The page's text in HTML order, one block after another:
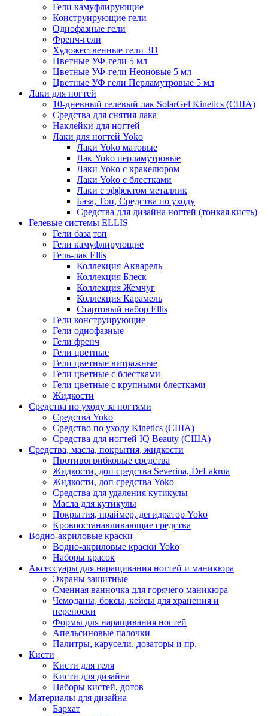
Гели камуфлирующие
Конструирующие гели
Однофазные гели
Френч-гели
Художественные гели 3D
Цветные УФ-гели 5 мл
Цветные УФ-гели Неоновые 5 мл
Цветные УФ гели Перламутровые 5 мл
Лаки для ногтей
10-дневный гелевый лак SolarGel Kinetics (США)
Средства для снятия лака
Наклейки для ногтей
Лаки для ногтей Yoko
Лаки Yoko матовые
Лак Yoko перламутровые
Лаки Yoko с кракелюром
Лаки Yoko с блестками
Лаки с эффектом металлик
База, Топ, Средства по уходу
Средства для дизайна ногтей (тонкая кисть)
Гелевые системы ELLIS
Гели база|топ
Гели камуфлирующие
Гель-лак Ellis
Коллекция Акварель
Коллекция Блеск
Коллекция Жемчуг
Коллекция Карамель
Стартовый набор Ellis
Гели конструирующие
Гели однофазные
Гели френч
Гели цветные
Гели цветные витражные
Гели цветные с блестками
Гели цветные с крупными блестками
Жидкости
Средства по уходу за ногтями
Средства Yoko
Средство по уходу Kinetics (США)
Средства для ногтей IQ Beauty (США)
Средства, масла, покрытия, жидкости
Противогрибковые средства
Жидкости, доп средства Severina, DeLakrua
Жидкости, доп средства Yoko
Средства для удаления кутикулы
Масла для кутикулы
Покрытия, праймер, дегидратор Yoko
Кровоостанавливающие средства
Водно-акриловые краски
Водно-акриловые краски Yoko
Наборы красок
Аксессуары для наращивания ногтей и маникюра
Экраны защитные
Сменная ванночка для горячего маникюра
Чемоданы, боксы, кейсы для хранения и
переноски
Формы для наращивания ногтей
Апельсиновые палочки
Палитры, карусели, дозаторы и пр.
Кисти
Кисти для геля
Кисти для дизайна
Наборы кистей, дотов
Материалы для дизайна
Бархат